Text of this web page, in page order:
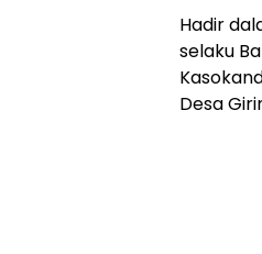
Hadir
selaku
Desa